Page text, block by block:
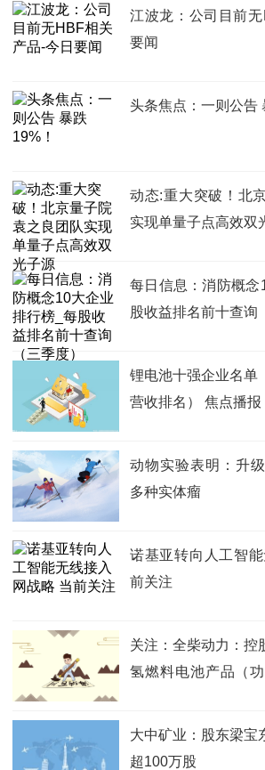
江波龙：公司目前
要闻
头条焦点：一则公告
动态:重大突破！北
实现单量子点高效双
每日信息：消防概
股收益排名前十查询
锂电池十强企业名单
营收排名） 焦点播报
动物实验表明：升
多种实体瘤
诺基亚转向人工智
前关注
关注：全柴动力：控
氢燃料电池产品（
要适用于交通、叉
大中矿业：股东梁宝
超100万股